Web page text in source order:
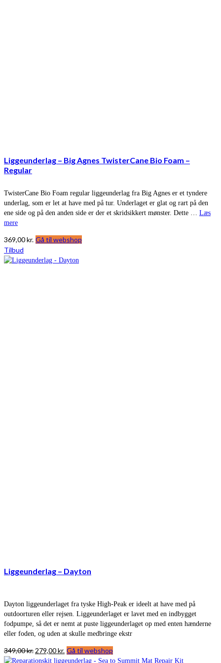
Liggeunderlag – Big Agnes TwisterCane Bio Foam –
Regular
TwisterCane Bio Foam regular liggeunderlag fra Big Agnes er et tyndere
underlag, som er let at have med på tur. Underlaget er glat og rart på den
ene side og på den anden side er der et skridsikkert mønster. Dette … Læs
mere
369,00kr. Gå til webshop
Tilbud
Liggeunderlag – Dayton
Dayton liggeunderlaget fra tyske High-Peak er ideelt at have med på
outdoorturen eller rejsen. Liggeunderlaget er lavet med en indbygget
fodpumpe, så det er nemt at puste liggeunderlaget op med enten hænderne
eller foden, og uden at skulle medbringe ekstr
349,00kr. Den
oprindelige
279,00kr. Den
aktuelle
Gå til webshop